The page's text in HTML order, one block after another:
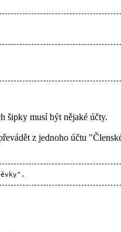
šipky musí být nějaké účty.
z jednoho účtu